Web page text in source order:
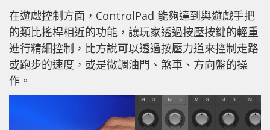
在遊戲控制方面，ControlPad 能夠達到與遊戲手把
的類比搖桿相近的功能，讓玩家透過按壓按鍵的輕重
進行精細控制，比方說可以透過按壓力道來控制走路
或跑步的速度，或是微調油門、煞車、方向盤的操
作。